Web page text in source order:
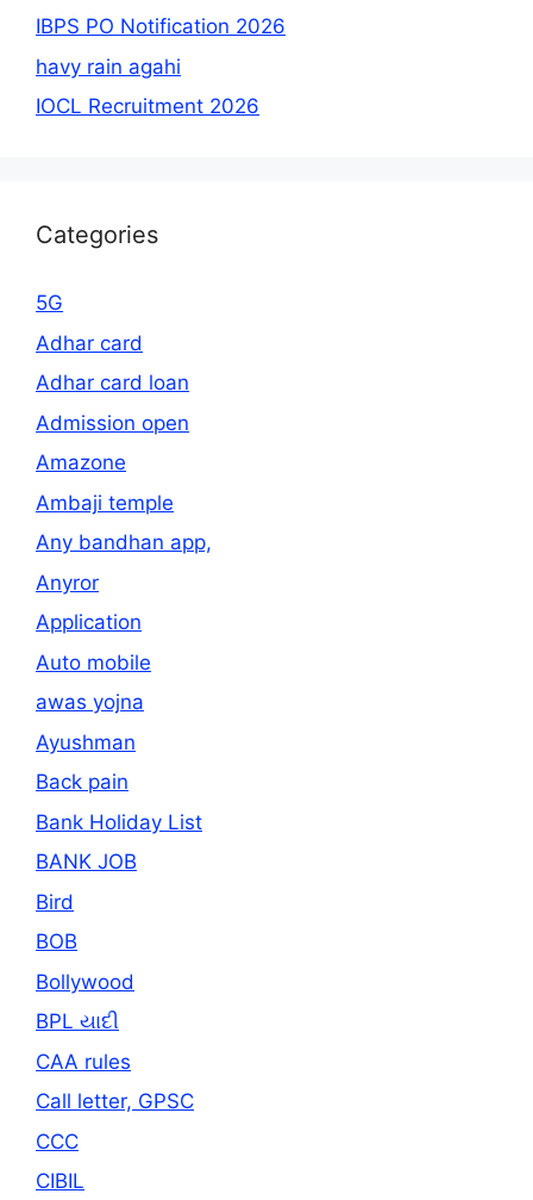
IBPS PO Notification 2026
havy rain agahi
IOCL Recruitment 2026
Categories
5G
Adhar card
Adhar card loan
Admission open
Amazone
Ambaji temple
Any bandhan app,
Anyror
Application
Auto mobile
awas yojna
Ayushman
Back pain
Bank Holiday List
BANK JOB
Bird
BOB
Bollywood
BPL યાદી
CAA rules
Call letter, GPSC
CCC
CIBIL